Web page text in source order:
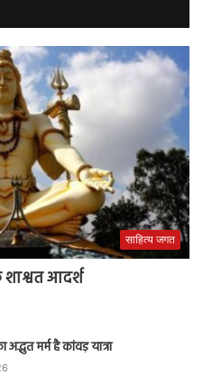
साहित्य जगत
आदर्श
मर्म है कांवड़ यात्रा